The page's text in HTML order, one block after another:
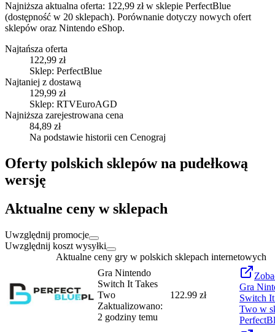
Najniższa aktualna oferta: 122,99 zł w sklepie PerfectBlue
(dostępność w 20 sklepach). Porównanie dotyczy nowych ofert
sklepów oraz Nintendo eShop.
Najtańsza oferta
122,99 zł
Sklep: PerfectBlue
Najtaniej z dostawą
129,99 zł
Sklep: RTVEuroAGD
Najniższa zarejestrowana cena
84,89 zł
Na podstawie historii cen Cenograj
Oferty polskich sklepów na pudełkową
wersję
Aktualne ceny w sklepach
Uwzględnij promocje
Uwzględnij koszt wysyłki
Aktualne ceny gry w polskich sklepach internetowych
Gra Nintendo
Switch It Takes
Two
Zaktualizowano:
2 godziny temu
122.99 zł
Gra
Switch
Two w